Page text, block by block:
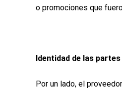
o promociones que
Identidad de las
Por un lado, el